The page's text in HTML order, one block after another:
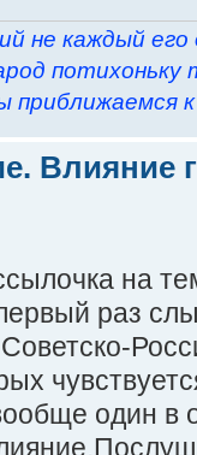
не каждый его
потихоньку
к
Влияние
на
раз
один в